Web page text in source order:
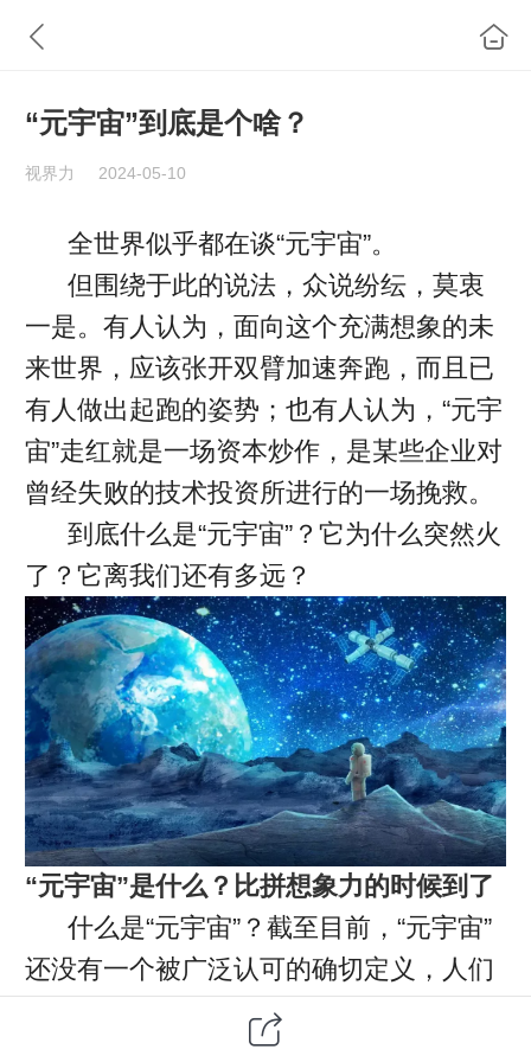
“元宇宙”到底是个啥？
视界力 2024-05-10
全世界似乎都在谈“元宇宙”。
但围绕于此的说法，众说纷纭，莫衷
一是。有人认为，面向这个充满想象的未
来世界，应该张开双臂加速奔跑，而且已
有人做出起跑的姿势；也有人认为，“元宇
宙”走红就是一场资本炒作，是某些企业对
曾经失败的技术投资所进行的一场挽救。
到底什么是“元宇宙”？它为什么突然火
了？它离我们还有多远？
“元宇宙”是什么？比拼想象力的时候到了
什么是“元宇宙”？截至目前，“元宇宙”
还没有一个被广泛认可的确切定义，人们
对它的描述，还处在“比拼想象力”的阶